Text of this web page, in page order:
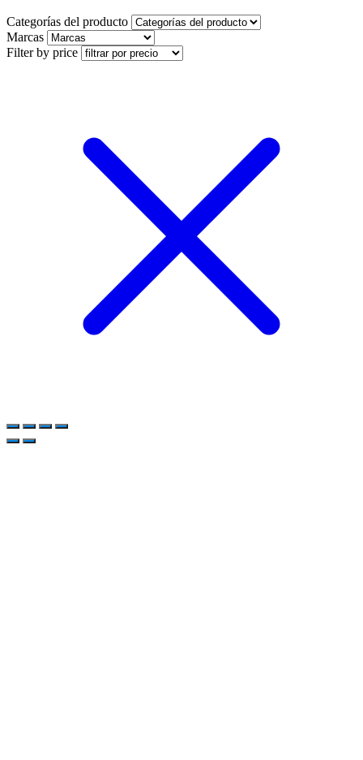
Categorías del producto
Marcas
Filter by price